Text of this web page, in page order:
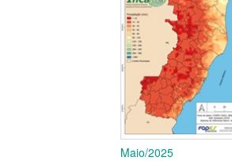
Maio/2025